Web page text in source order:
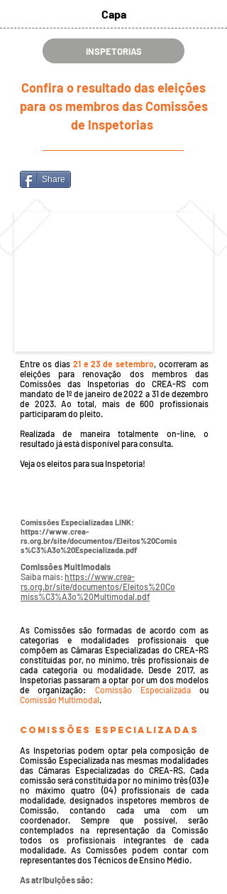
Capa
INSPETORIAS
Confira o resultado das eleições
para os membros das Comissões
de Inspetorias
Share
Entre os dias 21 e 23 de setembro, ocorreram as
eleições para renovação dos membros das
Comissões das Inspetorias do CREA-RS com
mandato de 1º de janeiro de 2022 a 31 de dezembro
de 2023. Ao total, mais de 600 profissionais
participaram do pleito.
Realizada de maneira totalmente on-line, o
resultado já está disponível para consulta.
Veja os eleitos para sua Inspetoria!
Comissões Especializadas LINK:
https://www.crea-
rs.org.br/site/documentos/Eleitos%20Comis
s%C3%A3o%20Especializada.pdf
Comissões Multimodais
Saiba mais: https://www.crea-
rs.org.br/site/documentos/Eleitos%20Co
miss%C3%A3o%20Multimodal.pdf
As Comissões são formadas de acordo com as
categorias e modalidades profissionais que
compõem as Câmaras Especializadas do CREA-RS
constituídas por, no mínimo, três profissionais de
cada categoria ou modalidade. Desde 2017, as
Inspetorias passaram a optar por um dos modelos
de organização: Comissão Especializadaou
Comissão Multimodal.
COMISSÕES ESPECIALIZADAS
As Inspetorias podem optar pela composição de
Comissão Especializada nas mesmas modalidades
das Câmaras Especializadas do CREA-RS. Cada
comissão será constituída por no mínimo três (03) e
no máximo quatro (04) profissionais de cada
modalidade, designados inspetores membros de
Comissão, contando cada uma com um
coordenador. Sempre que possível, serão
contemplados na representação da Comissão
todos os profissionais integrantes de cada
modalidade. As Comissões podem contar com
representantes dos Técnicos de Ensino Médio.
As atribuições são: